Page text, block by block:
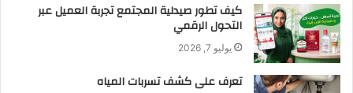
كيف تطور صيدلية المجتمع تجربة العميل عبر
التحول الرقمي
يوليو 7, 2026
تعرف على كشف تسربات المياه